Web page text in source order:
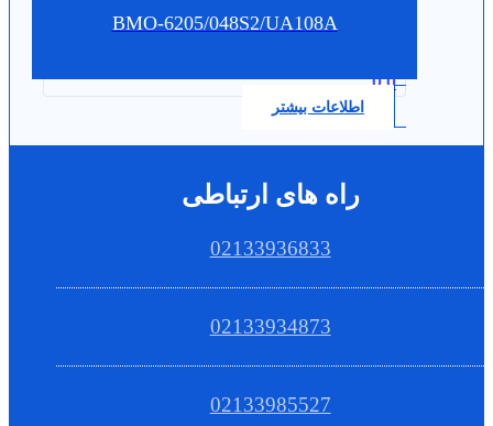
BMO-6205/048S2/UA108A
0.0
اطلاعات بیشتر
راه های ارتباطی
02133936833
02133934873
02133985527